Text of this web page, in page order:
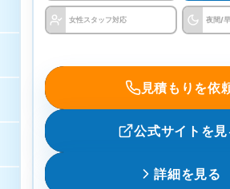
見積無料
クレジットカード、電子マネー
損害保険・補償あり
女性スタッフ対応 夜間/
見積もりを依
公式サイトを見
詳細を見る